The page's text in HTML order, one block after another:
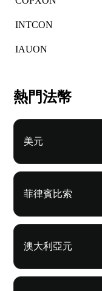
INTCON
IAUON
熱門法幣
美元
菲律賓比索
澳大利亞元